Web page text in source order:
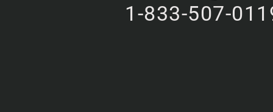
1-833-507-